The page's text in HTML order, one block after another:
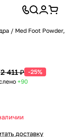
/ Med Foot
2 411 ₽ -25%
+90
доставку